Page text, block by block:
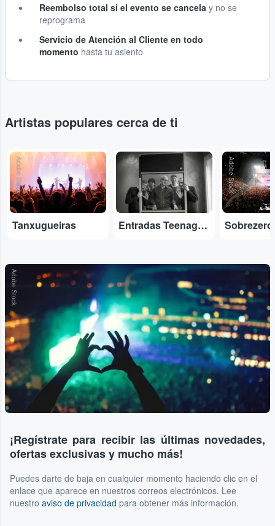
Reembolso total si el evento se cancela y no se
reprograma
Servicio de Atención al Cliente en todo
momento hasta tu asiento
Artistas populares cerca de ti
Adobe Stock
Tanxugueiras
...
Entradas Teenage Fanclub
Adobe Stock
Sobrezero
Adobe Stock
¡Regístrate para recibir las últimas novedades,
ofertas exclusivas y mucho más!
Puedes darte de baja en cualquier momento haciendo clic en el
enlace que aparece en nuestros correos electrónicos. Lee
nuestro aviso de privacidad para obtener más información.